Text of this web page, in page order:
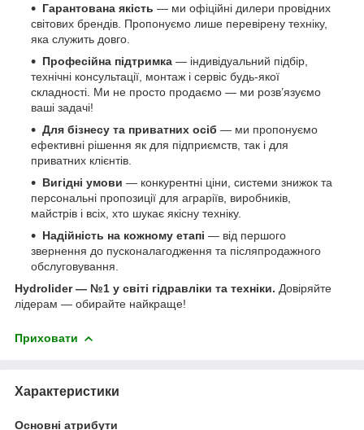
Гарантована якість — ми офіційні дилери провідних
світових брендів. Пропонуємо лише перевірену техніку,
яка служить довго.
Професійна підтримка — індивідуальний підбір,
технічні консультації, монтаж і сервіс будь-якої
складності. Ми не просто продаємо — ми розв’язуємо
ваші задачі!
Для бізнесу та приватних осіб — ми пропонуємо
ефективні рішення як для підприємств, так і для
приватних клієнтів.
Вигідні умови — конкурентні ціни, системи знижок та
персональні пропозиції для аграріїв, виробників,
майстрів і всіх, хто шукає якісну техніку.
Надійність на кожному етапі — від першого
звернення до пусконалагодження та післяпродажного
обслуговування.
Hydrolider — №1 у світі гідравліки та техніки. Довіряйте
лідерам — обирайте найкраще!
Приховати
Характеристики
Основні атрибути